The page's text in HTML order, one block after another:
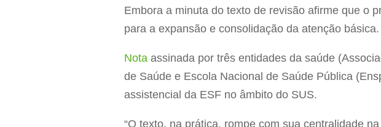
Embora a minuta do texto de revisão afirme que o
para a expansão e consolidação da atenção básica.
Nota assinada por três entidades da saúde
de Saúde e Escola Nacional de Saúde Pública
assistencial da ESF no âmbito do SUS.
“O texto, na prática, rompe com sua centralidade